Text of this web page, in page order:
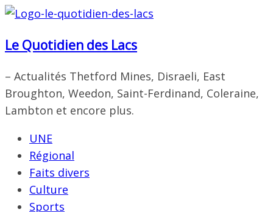
Passer
contenu
Le Quotidien des Lacs
– Actualités Thetford Mines, Disraeli, East
Broughton, Weedon, Saint-Ferdinand, Coleraine,
Lambton et encore plus.
UNE
Régional
Faits divers
Culture
Sports